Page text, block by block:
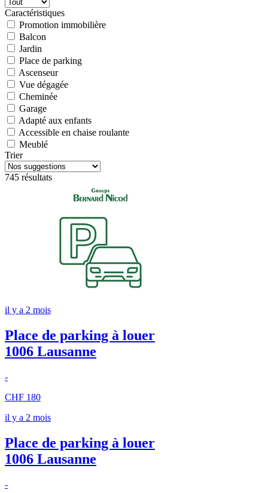
Caractéristiques
Promotion immobilière
Balcon
Jardin
Place de parking
Ascenseur
Vue dégagée
Cheminée
Garage
Adapté aux enfants
Accessible en chaise roulante
Meublé
Trier
745 résultats
il y a 2 mois
Place de parking à louer
1006 Lausanne
-
CHF 180
il y a 2 mois
Place de parking à louer
1006 Lausanne
-